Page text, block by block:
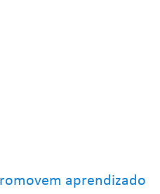
aprendizado